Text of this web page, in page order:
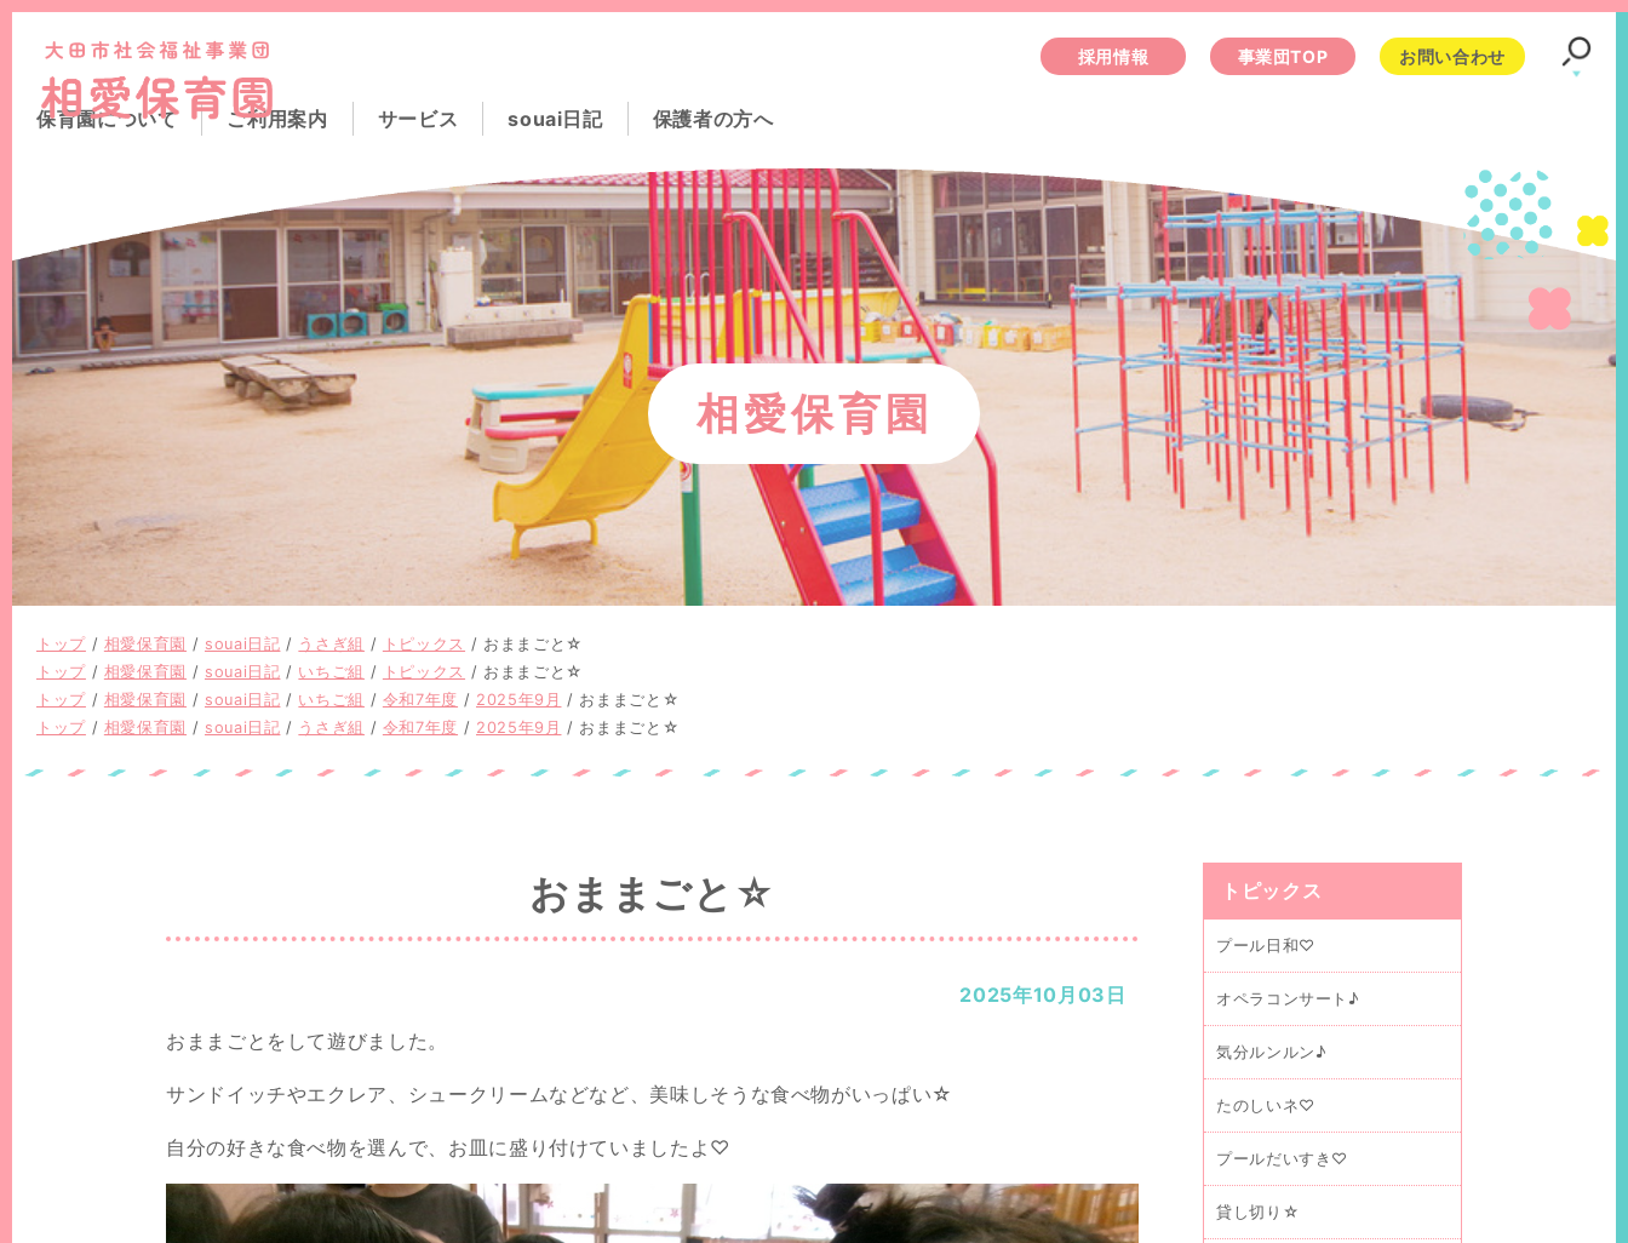
このページの本文へ
採用情報 事業団TOP お問い合わせ
保育園について ご利用案内 サービス souai日記 保護者の方へ
相愛保育園
現
在
の
位
トップ/ 相愛保育園 / souai日記 / うさぎ組 / トピックス / おままごと☆
現
在
の
トップ/ 相愛保育園 / souai日記 / いちご組 / トピックス / おままごと☆
現
在
トップ/ 相愛保育園 / souai日記 / いちご組 / 令和7年度 / 2025年9月 / おままごと☆
現
トップ/ 相愛保育園 / souai日記 / うさぎ組 / 令和7年度 / 2025年9月 / おままごと☆
おままごと☆
2025年10月03日
おままごとをして遊びました。
サンドイッチやエクレア、シュークリームなどなど、美味しそうな食べ物がいっぱい☆
自分の好きな食べ物を選んで、お皿に盛り付けていましたよ♡
トピックス
プール日和♡
オペラコンサート♪
気分ルンルン♪
たのしいネ♡
プールだいすき♡
貸し切り☆